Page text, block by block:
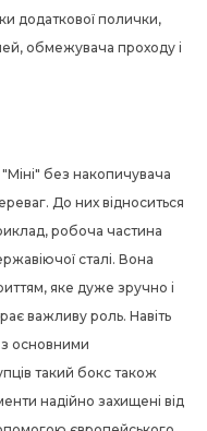
додаткової полички,
обмежувача проходу і
без накопичувача
До них відноситься
робоча частина
сталі. Вона
яке дуже зручно і
важливу роль. Навіть
з основними
такий бокс також
надійно захищені від